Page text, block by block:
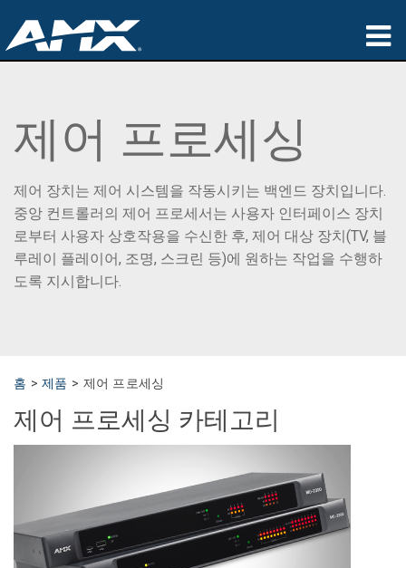
응용 분야
파트너
구매처
교육
지원
언어/지역
제어 프로세싱
제어 장치는 제어 시스템을 작동시키는 백엔드 장치입니다.
중앙 컨트롤러의 제어 프로세서는 사용자 인터페이스 장치
로부터 사용자 상호작용을 수신한 후, 제어 대상 장치(TV, 블
루레이 플레이어, 조명, 스크린 등)에 원하는 작업을 수행하
도록 지시합니다.
홈 >제품 > 제어 프로세싱
제어 프로세싱 카테고리